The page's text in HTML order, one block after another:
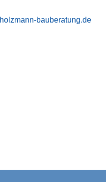
holzmann-bauberatung.de